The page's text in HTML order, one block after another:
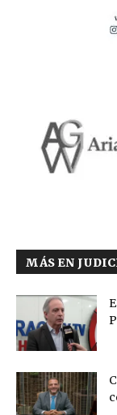
MÁS EN